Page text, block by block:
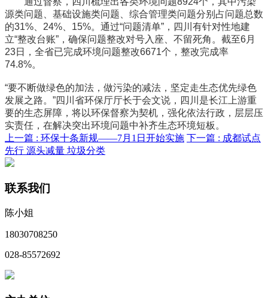
源类问题、基础设施类问题、综合管理类问题分别占问题总数
的31%、24%、15%。通过“问题清单”，四川有针对性地建
立“整改台账”，确保问题整改对号入座、不留死角。截至6月
23日，全省已完成环境问题整改6671个，整改完成率
74.8%。
“要不断做绿色的加法，做污染的减法，坚定走生态优先绿色
发展之路。”四川省环保厅厅长于会文说，四川是长江上游重
要的生态屏障，将以环保督察为契机，强化依法行政，层层压
实责任，在解决突出环境问题中补齐生态环境短板。
上一篇 : 环保十条新规——7月1日开始实施 下一篇 : 成都试点
先行 源头减量 垃圾分类
联系我们
陈小姐
18030708250
028-85572692